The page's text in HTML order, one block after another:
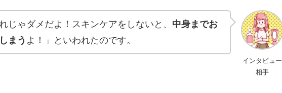
インタビュー
相手
じゃダメだよ！スキンケアをしないと、 中身までお
まう よ！」といわれたのです。